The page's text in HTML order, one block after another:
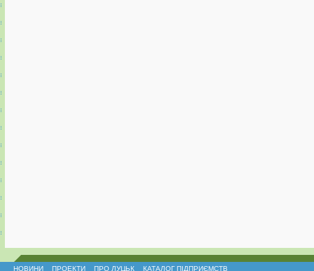
НОВИНИ ПРОЕКТИ ПРО ЛУЦЬК КАТАЛОГ ПІДПРИЄМСТВ